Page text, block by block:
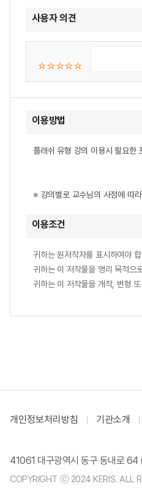
사용자 의견
이용방법
플래쉬 유형 강의 이용시 필요한
※ 강의별로 교수님의 사정에 따
이용조건
귀하는 원저작자를 표시하여야
귀하는 이 저작물을 영리 목적으
귀하는 이 저작물을 개작, 변형
개인정보처리방침 기관소개
41061 대구광역시 동구 동내로
COPYRIGHT ⓒ 2024 KERIS. ALL